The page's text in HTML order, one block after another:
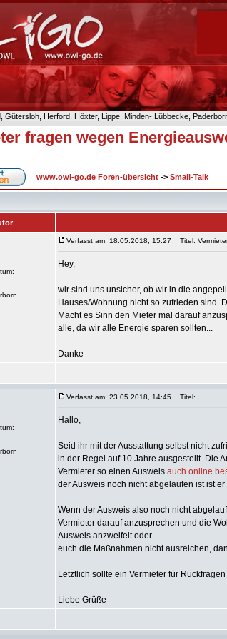
Gütersloh, Herford, Höxter, Lippe, Minden- Lübbecke,
fragen wegen
www.owl-go.de Foren-übersicht -> Small-Talk
Verfasst am: 18.05.2018, 15:27 Titel:
Hey,
wir sind uns unsicher, ob wir in die
Hauses/Wohnung nicht so zufrieden sind.
Macht es Sinn den Mieter mal darauf
alle, da wir alle Energie sparen sollten...
Danke
Verfasst am: 23.05.2018, 14:45 Titel:
Hallo,
Seid ihr mit der Ausstattung selbst nicht
in der Regel auf 10 Jahre ausgestellt. Die
Vermieter so einen Ausweis auch online
der Ausweis noch nicht abgelaufen ist ist
Wenn der Ausweis also noch nicht
Vermieter darauf anzusprechen und die
Ausweis anzweifelt oder
euch die Maßnahmen nicht ausreichen,
Letztlich sollte ein Vermieter für
Liebe Grüße